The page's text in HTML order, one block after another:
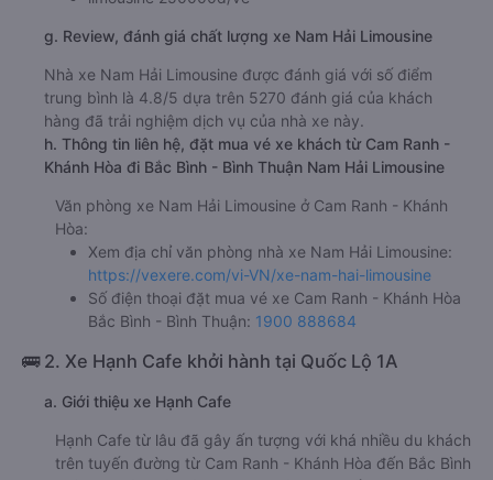
g. Review, đánh giá chất lượng xe Nam Hải Limousine
Nhà xe Nam Hải Limousine được đánh giá với số điểm
trung bình là 4.8/5 dựa trên 5270 đánh giá của khách
hàng đã trải nghiệm dịch vụ của nhà xe này.
h. Thông tin liên hệ, đặt mua vé xe khách từ Cam Ranh -
Khánh Hòa đi Bắc Bình - Bình Thuận Nam Hải Limousine
Văn phòng xe Nam Hải Limousine ở Cam Ranh - Khánh
Hòa:
Xem địa chỉ văn phòng nhà xe Nam Hải Limousine:
https://vexere.com/vi-VN/xe-nam-hai-limousine
Số điện thoại đặt mua vé xe Cam Ranh - Khánh Hòa
Bắc Bình - Bình Thuận: 1900 888684
🚌 2. Xe Hạnh Cafe khởi hành tại Quốc Lộ 1A
a. Giới thiệu xe Hạnh Cafe
Hạnh Cafe từ lâu đã gây ấn tượng với khá nhiều du khách
trên tuyến đường từ Cam Ranh - Khánh Hòa đến Bắc Bình